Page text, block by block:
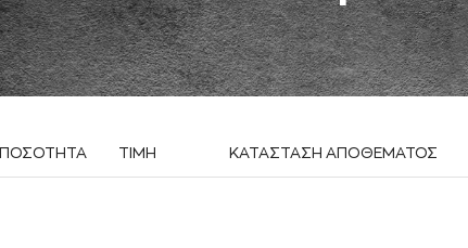
ΠΟΣΟΤΗΤΑ ΤΙΜΗ ΚΑΤΑΣΤΑΣΗ ΑΠΟΘΕΜΑΤΟΣ